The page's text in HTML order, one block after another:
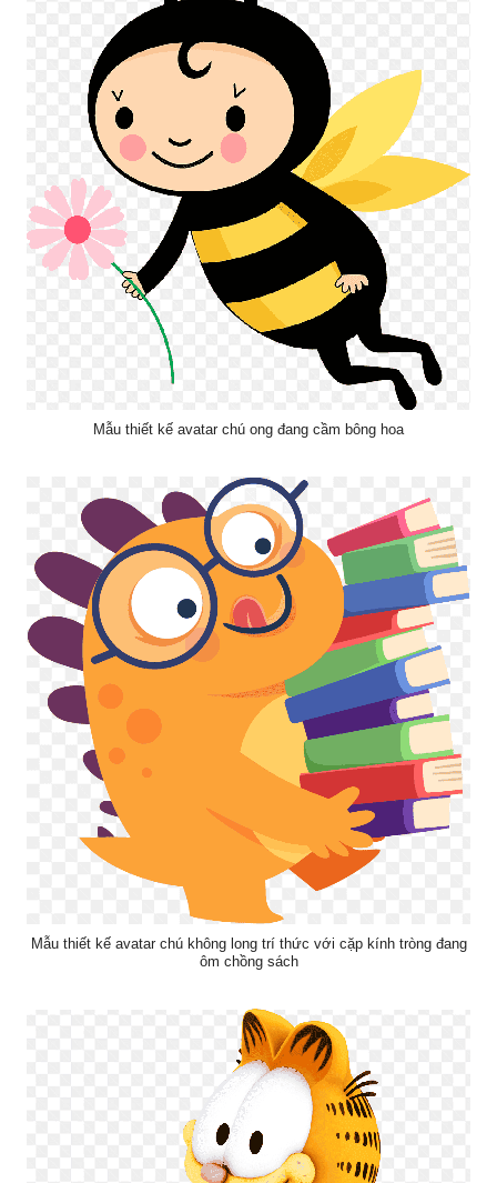
Mẫu thiết kế avatar chú ong đang cầm bông hoa
Mẫu thiết kế avatar chú không long trí thức với cặp kính tròng đang
ôm chồng sách